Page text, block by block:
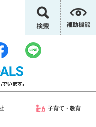
子育て・教育